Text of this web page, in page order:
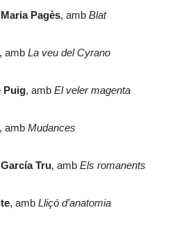
Pagès, amb Blat
, amb La veu del Cyrano
Puig, amb El veler magenta
, amb Mudances
Tru, amb Els romanents
, amb Lliçó d’anatomia